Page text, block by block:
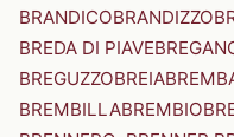
BRANDICOBRANDIZZO
BREDA DI PIAVE
BREGUZZOBREIA
BREMBILLABREMBIO